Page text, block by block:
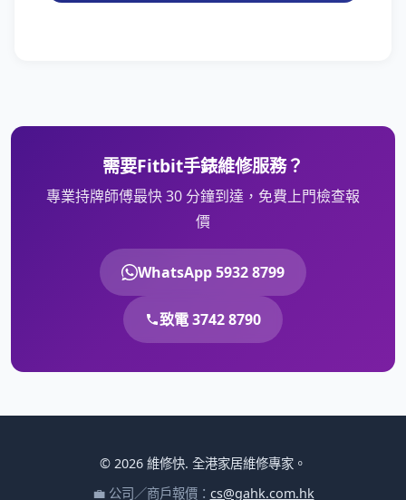
需要Fitbit手錶維修服務？
專業持牌師傅最快 30 分鐘到達，免費上門檢查報
價
WhatsApp 5932 8799
致電 3742 8790
© 2026 維修快. 全港家居維修專家。
💼 公司／商戶報價： cs@gahk.com.hk